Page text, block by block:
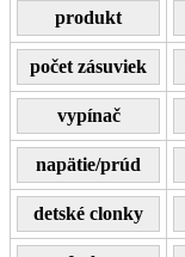
produkt
počet zásuviek
vypínač
napätie/prúd
detské clonky